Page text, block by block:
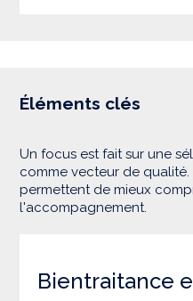
Éléments clés
Un focus est fait sur une
comme vecteur de
permettent de mieux
l'accompagnement.
Bientraitance